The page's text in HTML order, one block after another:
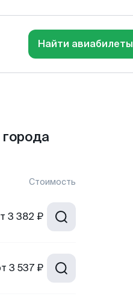
Найти авиабилеты
Стоимость
3 382 ₽
3 537 ₽